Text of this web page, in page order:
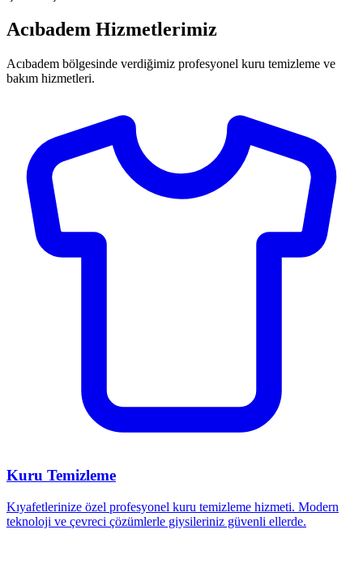
Acıbadem Hizmetlerimiz
Acıbadem bölgesinde verdiğimiz profesyonel kuru temizleme ve
bakım hizmetleri.
Kuru Temizleme
Kıyafetlerinize özel profesyonel kuru temizleme hizmeti. Modern
teknoloji ve çevreci çözümlerle giysileriniz güvenli ellerde.